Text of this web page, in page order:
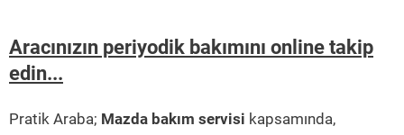
Aracınızın periyodik bakımını online takip
edin...
Pratik Araba; Mazda bakım servisi kapsamında,